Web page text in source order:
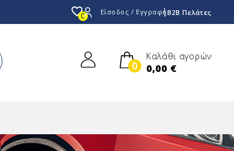
favorite_border0 Είσοδος / ΕγγραφήB2B Πελάτες
0
Καλάθι αγορών
0,00 €